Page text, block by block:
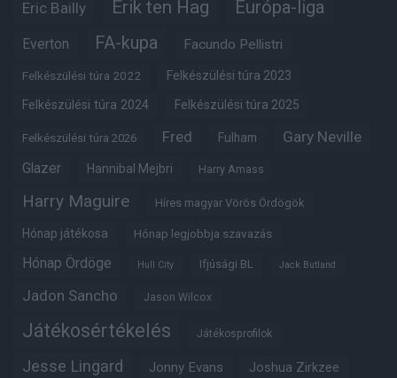
Eric Bailly Erik ten Hag Európa-liga
Everton FA-kupa Facundo Pellistri
Felkészülési túra 2022 Felkészülési túra 2023
Felkészülési túra 2024 Felkészülési túra 2025
Felkészülési túra 2026 Fred Fulham Gary Neville
Glazer Hannibal Mejbri Harry Amass
Harry Maguire Híres magyar Vörös Ördögök
Hónap játékosa Hónap legjobbja szavazás
Hónap Ördöge Hull City Ifjúsági BL Jack Butland
Jadon Sancho Jason Wilcox
Játékosértékelés Játékosprofilok
Jesse Lingard Jonny Evans Joshua Zirkzee